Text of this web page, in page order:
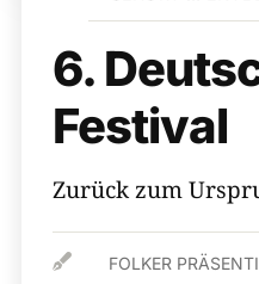
6.
Festival
Zurück zum
 FOLKER